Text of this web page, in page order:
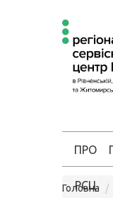
ПРО
РСЦ
Головна